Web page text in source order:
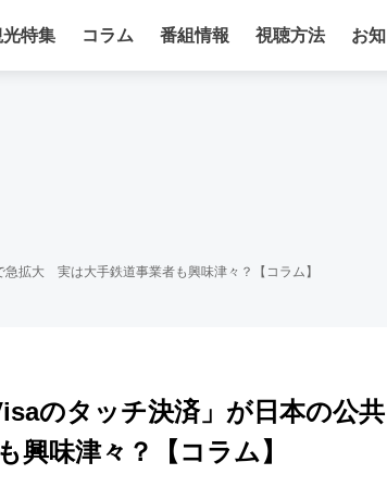
光特集 コラム 番組情報 視聴方法 お
拡大 実は大手鉄道事業者も興味津々？【コラム】
のタッチ決済」が日本の公共
味津々？【コラム】